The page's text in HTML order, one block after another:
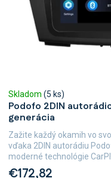
Podofo 2DIN
generácia
Skladom (5 ks)
€172,82
Zažite každý okamih vo
vďaka 2DIN autorádiu
moderné technológie